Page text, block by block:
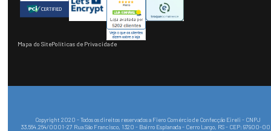
Mapa do SitePolíticas de Privacidade
Copyright 2020 - Todos os direitos reservados a Fiero Comércio de Confecção Eireli - CNPJ
33.564.264/0001-27 Rua São Francisco, 1320 - Bairro Esplanada - Cerro Largo, RS - CEP: 97900-